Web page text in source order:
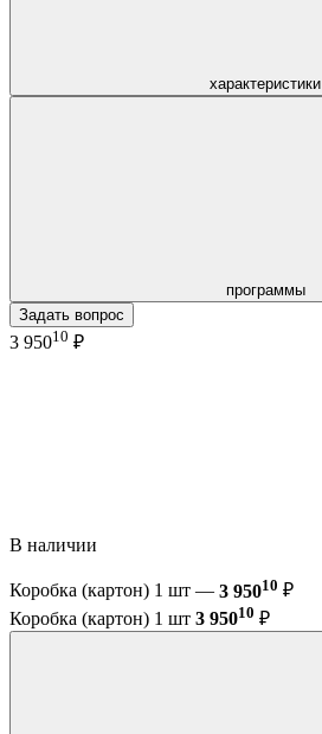
характеристики
программы
Задать вопрос
3 95010 ₽
В наличии
Коробка (картон) 1 шт — 3 95010 ₽
Коробка (картон) 1 шт 3 95010 ₽